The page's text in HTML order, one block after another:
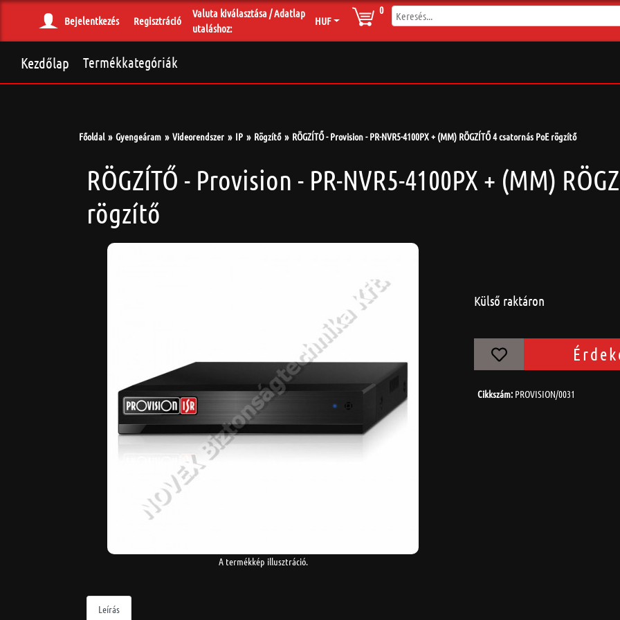
Bejelentkezés Regisztráció
Valuta kiválasztása / Adatlap
utaláshoz:
HUF
0
Termékkategóriák
Kezdőlap
Főoldal Gyengeáram Videorendszer IP Rögzítő RÖGZÍTŐ - Provision - PR-NVR5-4100PX + (MM) RÖGZÍTŐ 4 csatornás PoE rögzítő
RÖGZÍTŐ - Provision - PR-NVR5-4100PX + (MM)
rögzítő
A termékkép illusztráció.
Külső raktáron
Cikkszám: PROVISION/0031
Leírás